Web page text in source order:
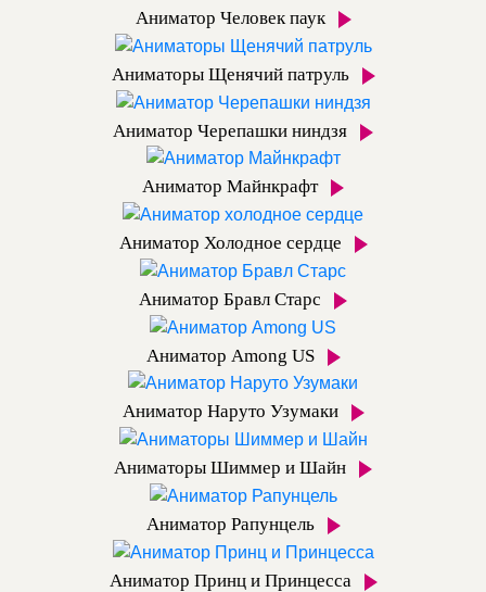
Аниматор Человек паук
Аниматоры Щенячий патруль
Аниматор Черепашки ниндзя
Аниматор Майнкрафт
Аниматор Холодное сердце
Аниматор Бравл Старс
Аниматор Among US
Аниматор Наруто Узумаки
Аниматоры Шиммер и Шайн
Аниматор Рапунцель
Аниматор Принц и Принцесса